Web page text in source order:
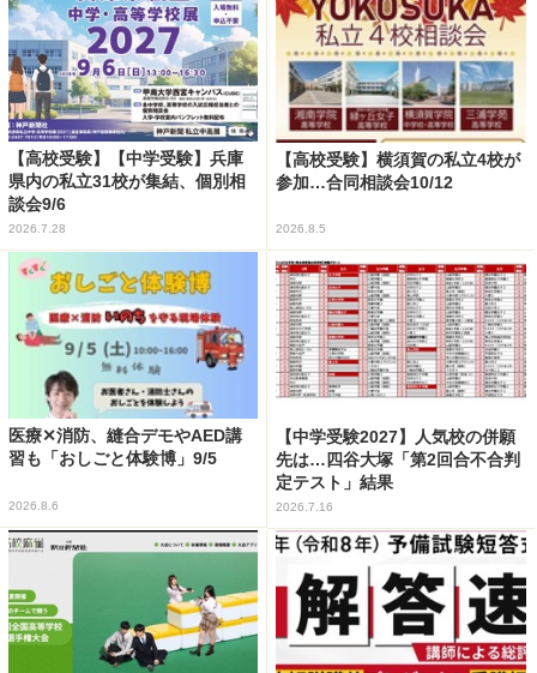
【高校受験】【中学受験】兵庫
県内の私立31校が集結、個別相
談会9/6
2026.7.28
【高校受験】横須賀の私立4校が
参加…合同相談会10/12
2026.8.5
医療✕消防、縫合デモやAED講
習も「おしごと体験博」9/5
2026.8.6
【中学受験2027】人気校の併願
先は…四谷大塚「第2回合不合判
定テスト」結果
2026.7.16